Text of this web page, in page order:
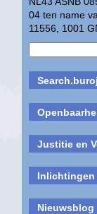
04 ten name
11556, 1001
Justitie en
Inlichtingen
Nieuwsblog